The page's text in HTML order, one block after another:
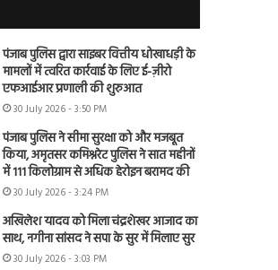
पंजाब पुलिस द्वारा साइबर वित्तीय धोखाधड़ी के
मामलों में त्वरित कार्रवाई के लिए ई-ज़ीरो
एफआईआर प्रणाली की शुरुआत
30 July 2026 - 3:50 PM
पंजाब पुलिस ने सीमा सुरक्षा को और मजबूत
किया, अमृतसर कमिश्नरेट पुलिस ने सात महीनों
में 111 किलोग्राम से अधिक हेरोइन बरामद की
30 July 2026 - 3:24 PM
अखिलेश यादव को मिला चंद्रशेखर आजाद का
साथ, नगीना सांसद ने सपा के सुर में मिलाए सुर
30 July 2026 - 3:03 PM